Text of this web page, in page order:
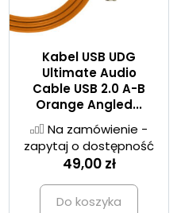
Kabel USB UDG
Ultimate Audio
Cable USB 2.0 A-B
Orange Angled...
Na zamówienie -
zapytaj o dostępność
49,00 zł
Do koszyka